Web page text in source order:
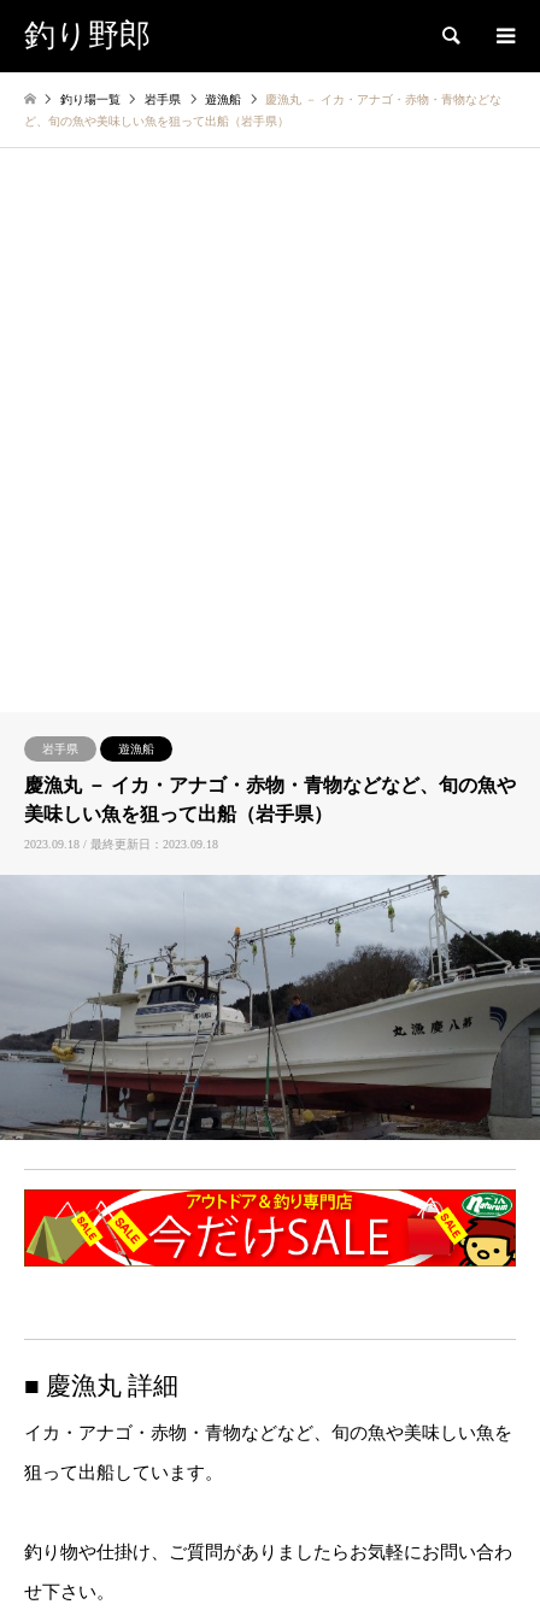
釣り野郎 検索
釣り場一覧 岩手県 遊漁船
慶漁丸 － イカ・アナゴ・赤物・青物などな
ど、旬の魚や美味しい魚を狙って出船（岩手県）
岩手県 遊漁船
慶漁丸 － イカ・アナゴ・赤物・青物などなど、旬の魚や
美味しい魚を狙って出船（岩手県）
2023.09.18 / 最終更新日：2023.09.18
■ 慶漁丸 詳細
イカ・アナゴ・赤物・青物などなど、旬の魚や美味しい魚を
狙って出船しています。
釣り物や仕掛け、ご質問がありましたらお気軽にお問い合わ
せ下さい。